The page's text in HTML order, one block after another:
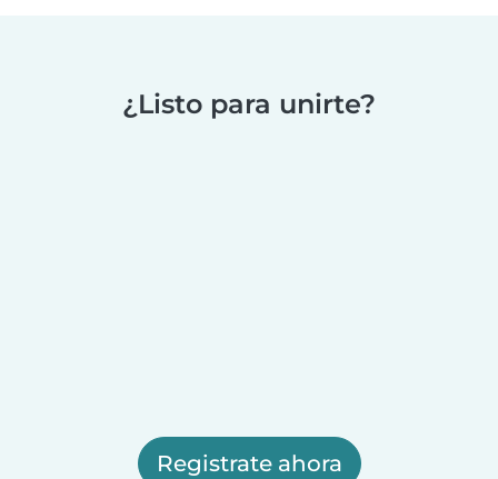
¿Listo para unirte?
Registrate ahora